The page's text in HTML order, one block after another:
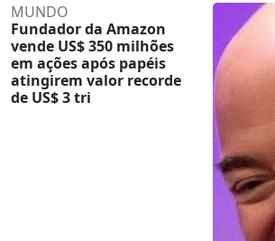
MUNDO
Fundador da Amazon
vende US$ 350 milhões
em ações após papéis
atingirem valor recorde
de US$ 3 tri